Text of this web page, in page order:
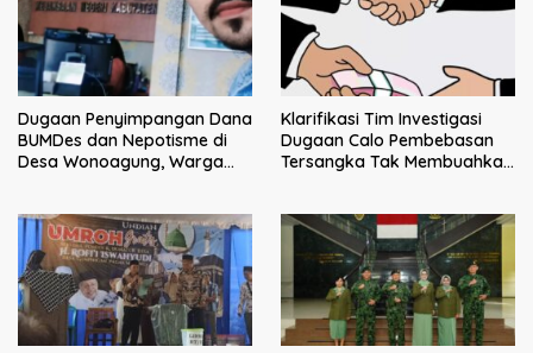
Dugaan Penyimpangan Dana
BUMDes dan Nepotisme di
Desa Wonoagung, Warga
Klarifikasi Tim Investigasi
Dugaan Calo Pembebasan
Tersangka Tak Membuahkan